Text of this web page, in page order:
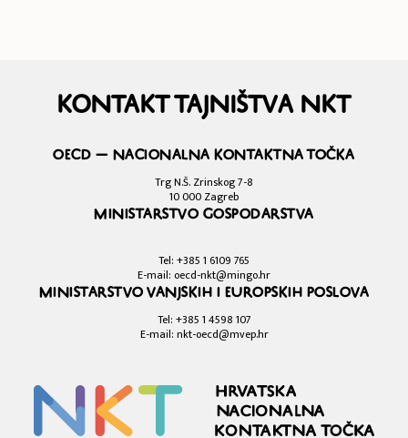
Kontakt Tajništva NKT
OECD — Nacionalna kontaktna točka
Trg N.Š. Zrinskog 7-8
10 000 Zagreb
Ministarstvo gospodarstva
Tel: +385 1 6109 765
E-mail: oecd-nkt@mingo.hr
Ministarstvo vanjskih i europskih poslova
Tel: +385 1 4598 107
E-mail: nkt-oecd@mvep.hr